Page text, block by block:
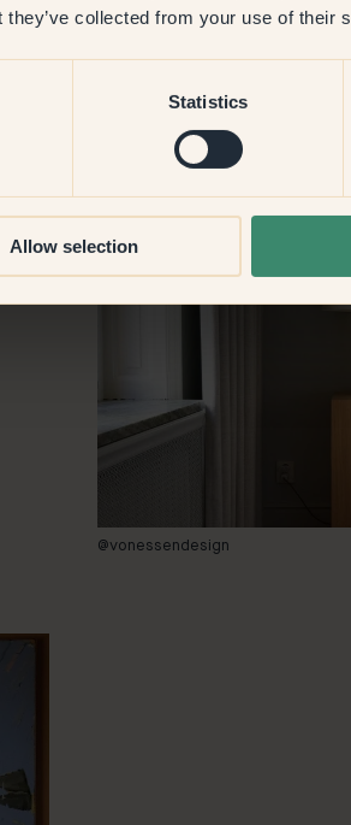
collected from your use of their
Statistics
Allow selection
@vonessendesign